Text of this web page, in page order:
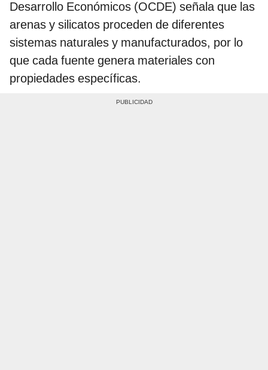
Desarrollo Económicos (OCDE) señala que las
arenas y silicatos proceden de diferentes
sistemas naturales y manufacturados, por lo
que cada fuente genera materiales con
propiedades específicas.